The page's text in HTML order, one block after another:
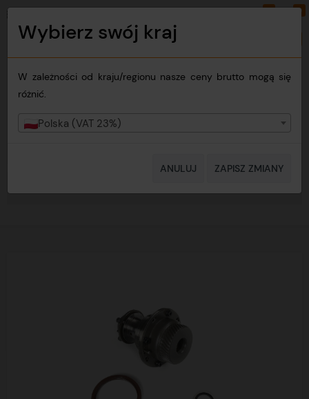
0 0
Wybierz swój kraj
W zależności od kraju/regionu nasze ceny brutto mogą się
różnić.
Polska (VAT 23%)
ANULUJ ZAPISZ ZMIANY